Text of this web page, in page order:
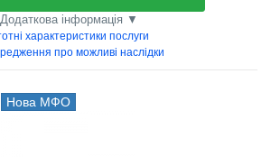
Додаткова інформація ▼
характеристики послуги
про можливі наслідки
Нова МФО